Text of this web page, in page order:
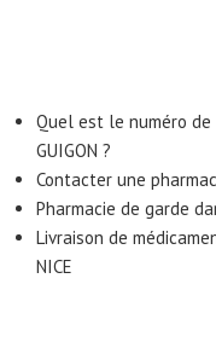
Quel est le numéro
GUIGON ?
Contacter une
Pharmacie de garde
Livraison de
NICE